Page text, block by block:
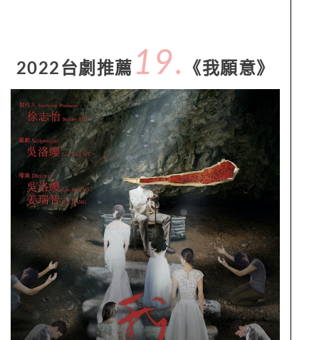
2022台劇推薦 19. 《我願意》